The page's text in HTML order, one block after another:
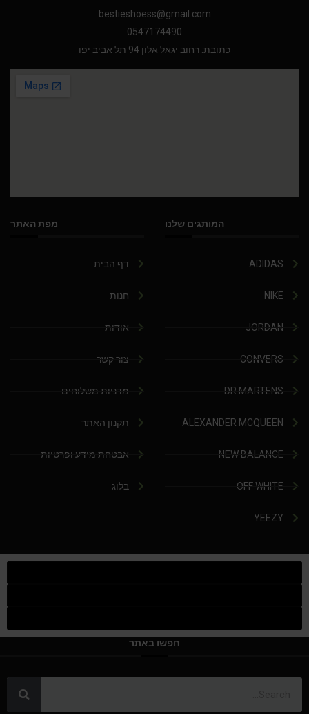
bestieshoess@gmail.com
0547174490
כתובת: רחוב יגאל אלון 94 תל אביב יפו
המותגים שלנו
ADIDAS
NIKE
JORDAN
CONVERS
DR.MARTENS
ALEXANDER MCQUEEN
NEW BALANCE
OFF WHITE
YEEZY
מפת האתר
דף הבית
חנות
אודות
צור קשר
מדניות משלוחים
תקנון האתר
אבטחת מידע ופרטיות
בלוג
חפשו באתר